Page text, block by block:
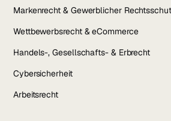
Markenrecht & Gewerblicher
Wettbewerbsrecht & eCommerce
Handels-, Gesellschafts- & Erbrecht
Cybersicherheit
Arbeitsrecht